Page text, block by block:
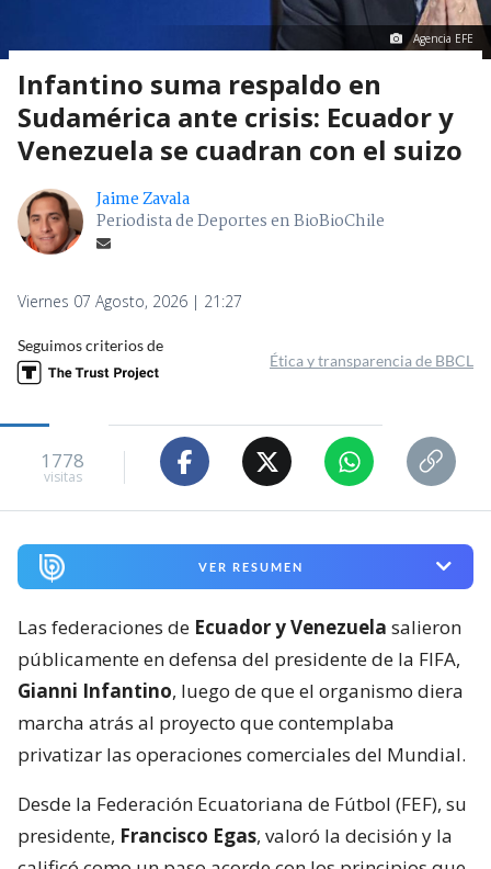
Agencia EFE
Infantino suma respaldo en
Sudamérica ante crisis: Ecuador y
Venezuela se cuadran con el suizo
Jaime Zavala
Periodista de Deportes en BioBioChile
Viernes 07 Agosto, 2026 | 21:27
Seguimos criterios de
Ética y transparencia de BBCL
1778
visitas
VER RESUMEN
Las federaciones de Ecuador y Venezuela salieron
públicamente en defensa del presidente de la FIFA,
Gianni Infantino, luego de que el organismo diera
marcha atrás al proyecto que contemplaba
privatizar las operaciones comerciales del Mundial.
Desde la Federación Ecuatoriana de Fútbol (FEF), su
presidente, Francisco Egas, valoró la decisión y la